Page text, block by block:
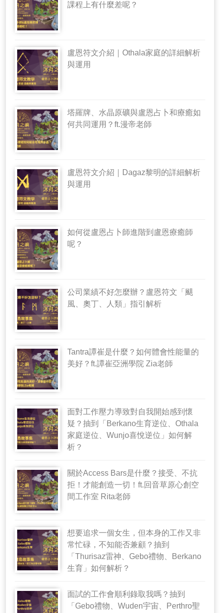
課程上有什麼差呢？
盧恩符文介紹｜Othala家庭的詳細解析
與運用
塔羅牌、水晶原礦與盧恩占卜和療癒如
何共同運用？ft.漫帝老師
盧恩符文介紹｜Dagaz黎明的詳細解析
與運用
如何從盧恩占卜師進階到盧恩療癒師
呢？
公司業績不好怎麼辦？盧恩符文「颶
風、奧丁、人類」指引解析
Tantra譚崔是什麼？如何體會性能量的
美好？ft.譚崔亞洲學院 Zia老師
面對工作壓力導致對自我開始感到懷
疑？抽到「Berkano生育逆位、Othala
家庭逆位、Wunjo喜悅逆位」如何解
析？
關於Access Bars是什麼？接受、不抗
拒！才能創造一切！ft.回音草原心創空
間工作室 Rita老師
想要追求一個女生，但本身的工作又非
常忙碌，不知能否兼顧？抽到
「Thurisaz雷神、Gebo禮物、Berkano
生育」如何解析？
面試的工作會順利錄取我嗎？抽到
「Gebo禮物、Wuden宇宙、Perthro聖